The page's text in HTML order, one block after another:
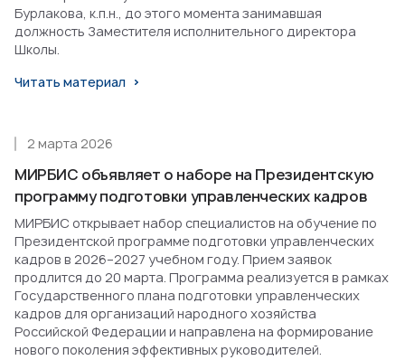
Бурлакова, к.п.н., до этого момента занимавшая
должность Заместителя исполнительного директора
Школы.
Читать материал
МИРБИС объявляет о наборе на Президентскую
программу подготовки управленческих кадров
2 марта 2026
МИРБИС открывает набор специалистов на обучение по
Президентской программе подготовки управленческих
кадров в 2026–2027 учебном году. Прием заявок
продлится до 20 марта. Программа реализуется в рамках
Государственного плана подготовки управленческих
кадров для организаций народного хозяйства
Российской Федерации и направлена на формирование
нового поколения эффективных руководителей.